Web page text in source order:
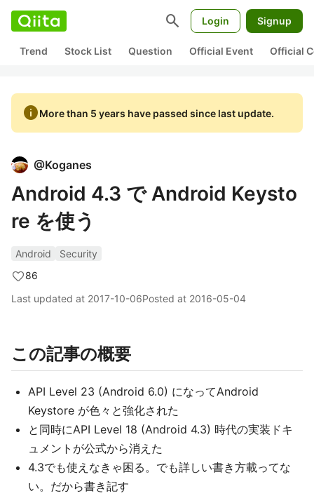
search Login Signup
Trend Stock List Question Official Event Official
infoMore than 5 years have passed since last update.
@Koganes
Android 4.3 で Android Keysto
re を使う
Android
Security
86
Last updated at 2017-10-06Posted at 2016-05-04
この記事の概要
API Level 23 (Android 6.0) になってAndroid
Keystore が色々と強化された
と同時にAPI Level 18 (Android 4.3) 時代の実装ドキ
ュメントが公式から消えた
4.3でも使えなきゃ困る。でも詳しい書き方載ってな
い。だから書き記す